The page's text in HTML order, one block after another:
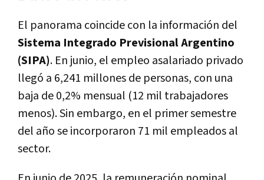
El panorama coincide con la información del
Sistema Integrado Previsional Argentino
(SIPA). En junio, el empleo asalariado privado
llegó a 6,241 millones de personas, con una
baja de 0,2% mensual (12 mil trabajadores
menos). Sin embargo, en el primer semestre
del año se incorporaron 71 mil empleados al
sector.